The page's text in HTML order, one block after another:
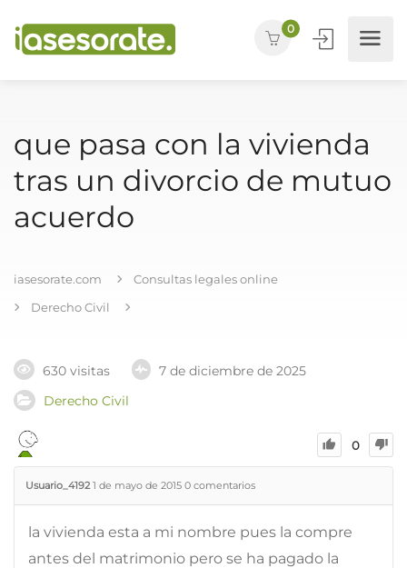
0
que pasa con la vivienda
tras un divorcio de mutuo
acuerdo
iasesorate.com
Consultas legales online
Derecho Civil
630 visitas
7 de diciembre de 2025
Derecho Civil
0
Usuario_4192 1 de mayo de 2015 0 comentarios
la vivienda esta a mi nombre pues la compre
antes del matrimonio pero se ha pagado la